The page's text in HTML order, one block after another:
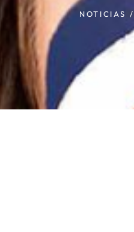
NOTICIAS /